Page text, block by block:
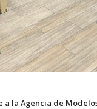
a la Agencia de